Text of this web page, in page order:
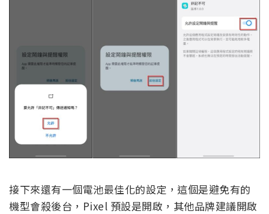
接下來還有一個電池最佳化的設定，這個是避免有的
機型會殺後台，Pixel 預設是開啟，其他品牌建議開啟